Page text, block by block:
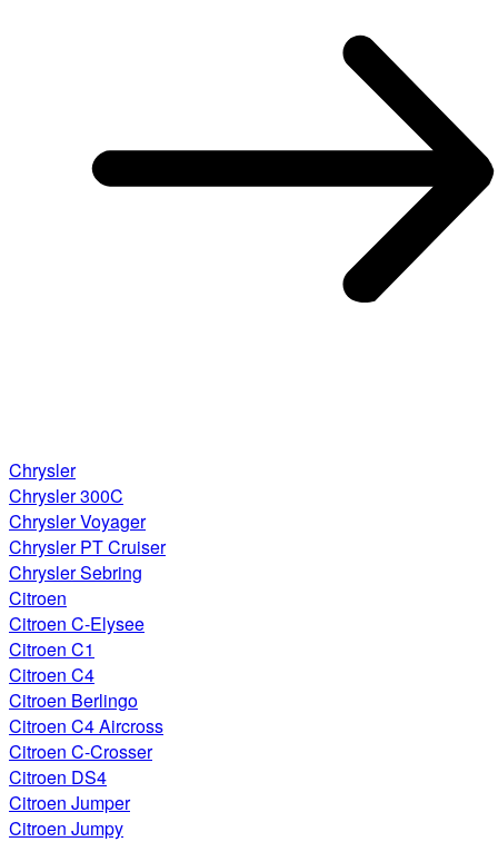
Chrysler
Chrysler 300C
Chrysler Voyager
Chrysler PT Cruiser
Chrysler Sebring
Citroen
Citroen C-Elysee
Citroen C1
Citroen C4
Citroen Berlingo
Citroen C4 Aircross
Citroen C-Crosser
Citroen DS4
Citroen Jumper
Citroen Jumpy